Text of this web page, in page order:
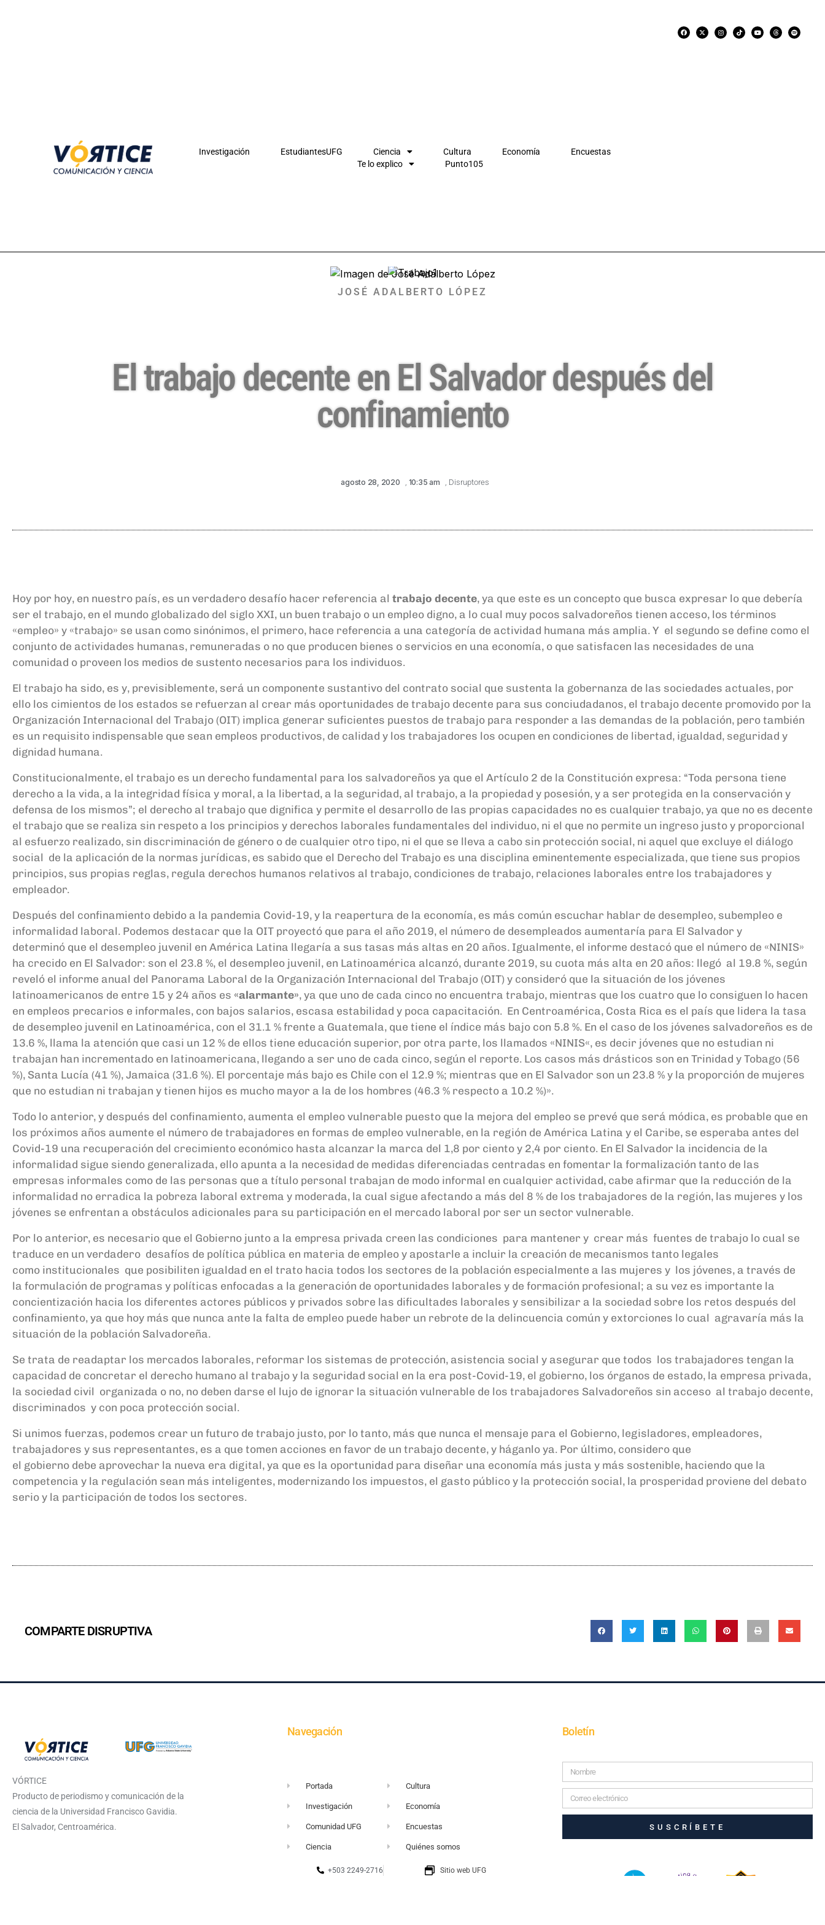
Investigación EstudiantesUFG Ciencia Cultura Economía
Encuestas
Te lo explico
Punto105
JOSÉ ADALBERTO LÓPEZ
El trabajo decente en El Salvador después del
confinamiento
agosto 28, 2020 , 10:35 am , Disruptores
Hoy por hoy, en nuestro país, es un verdadero desafío hacer referencia al trabajo decente, ya que este es un concepto que busca expresar lo que debería
ser el trabajo, en el mundo globalizado del siglo XXI, un buen trabajo o un empleo digno, a lo cual muy pocos salvadoreños tienen acceso, los términos
«empleo» y «trabajo» se usan como sinónimos, el primero, hace referencia a una categoría de actividad humana más amplia.Y el segundo se define como el
conjunto de actividades humanas, remuneradas o no que producen bienes o servicios en una economía, o que satisfacen las necesidades de una
comunidad o proveen los medios de sustento necesarios para los individuos.
El trabajo ha sido, es y, previsiblemente, será un componente sustantivo del contrato social que sustenta la gobernanza de las sociedades actuales, por
ello los cimientos de los estados se refuerzan al crear más oportunidades de trabajo decente para sus conciudadanos, el trabajo decente promovido por la
Organización Internacional del Trabajo (OIT) implica generar suficientes puestos de trabajo para responder a las demandas de la población, pero también
es un requisito indispensable que sean empleos productivos, de calidad y los trabajadores los ocupen en condiciones de libertad, igualdad, seguridad y
dignidad humana.
Constitucionalmente, el trabajo es un derecho fundamental para los salvadoreños ya que el Artículo 2 de la Constitución expresa: “Toda persona tiene
derecho a la vida, a la integridad física y moral, a la libertad, a la seguridad, al trabajo, a la propiedad y posesión,y a ser protegida en la conservación y
defensa de los mismos”; el derecho al trabajo que dignifica y permite el desarrollo de las propias capacidades no es cualquier trabajo, ya que no es decente
el trabajo que se realiza sin respeto a los principios y derechos laborales fundamentales del individuo, ni el que no permite un ingreso justo y proporcional
al esfuerzo realizado, sin discriminación de género o de cualquier otro tipo, ni el que se lleva a cabo sin protección social, ni aquel que excluye el diálogo
social de la aplicación de la normas jurídicas, es sabido que el Derecho del Trabajo es una disciplina eminentemente especializada, que tiene sus propios
principios, sus propias reglas, regula derechos humanos relativos al trabajo, condiciones de trabajo, relaciones laborales entre los trabajadores y
empleador.
Después del confinamiento debido a la pandemia Covid-19,y la reapertura de la economía, es más común escuchar hablar de desempleo, subempleo e
informalidad laboral. Podemos destacar que la OIT proyectó que para el año 2019, el número de desempleados aumentaría para El Salvador y
determinó que el desempleo juvenil en América Latina llegaría a sus tasas más altas en 20 años. Igualmente, el informe destacó que el número de «NINIS»
ha crecido en El Salvador: son el 23.8 %, el desempleo juvenil, en Latinoamérica alcanzó, durante 2019, su cuota más alta en 20 años: llegó al 19.8 %, según
reveló el informe anual del Panorama Laboral de la Organización Internacional del Trabajo(OIT)y consideró que la situación de los jóvenes
latinoamericanos de entre 15 y 24 años es «alarmante», ya que uno de cada cinco no encuentra trabajo, mientras que los cuatro que lo consiguen lo hacen
en empleos precarios e informales, con bajos salarios, escasa estabilidad y poca capacitación. En Centroamérica, Costa Rica es el país que lidera la tasa
de desempleo juvenil en Latinoamérica, con el 31.1 % frente a Guatemala, que tiene el índice más bajo con 5.8 %. En el caso de los jóvenes salvadoreños es de
13.6 %, llama la atención que casi un 12 % de ellos tiene educación superior, por otra parte, los llamados «NINIS«, es decir jóvenes que no estudian ni
trabajan han incrementado en latinoamericana, llegando a ser uno de cada cinco, según el reporte. Los casos más drásticos son en Trinidad y Tobago (56
%), Santa Lucía (41 %), Jamaica (31.6 %). El porcentaje más bajo es Chile con el 12.9 %; mientras que en El Salvador son un 23.8 % y la proporción de mujeres
que no estudian ni trabajan y tienen hijos es mucho mayor a la de los hombres (46.3 % respecto a 10.2 %)».
Todo lo anterior,y después del confinamiento, aumenta el empleo vulnerable puesto que la mejora del empleo se prevé que será módica, es probable que en
los próximos años aumente el número de trabajadores en formas de empleo vulnerable, en la región de América Latina y el Caribe, se esperaba antes del
Covid-19 una recuperación del crecimiento económico hasta alcanzar la marca del 1,8 por ciento y 2,4 por ciento. En El Salvador la incidencia de la
informalidad sigue siendo generalizada, ello apunta a la necesidad de medidas diferenciadas centradas en fomentar la formalización tanto de las
empresas informales como de las personas que a título personal trabajan de modo informal en cualquier actividad, cabe afirmar que la reducción de la
informalidad no erradica la pobreza laboral extrema y moderada, la cual sigue afectando a más del 8 % de los trabajadores de la región, las mujeres y los
jóvenes se enfrentan a obstáculos adicionales para su participación en el mercado laboral por ser un sector vulnerable.
Por lo anterior, es necesario que el Gobierno junto a la empresa privada creen las condiciones para mantener y crear más fuentes de trabajo lo cual se
traduce en un verdadero desafíos de política pública en materia de empleo y apostarle a incluir la creación de mecanismos tanto legales
como institucionales que posibiliten igualdad en el trato hacia todos los sectores de la población especialmente a las mujeres y los jóvenes, a través de
la formulación de programas y políticas enfocadas a la generación de oportunidades laborales y de formación profesional; a su vez es importante la
concientización hacia los diferentes actores públicos y privados sobre las dificultades laborales y sensibilizar a la sociedad sobre los retos después del
confinamiento, ya que hoy más que nunca ante la falta de empleo puede haber un rebrote de la delincuencia común y extorciones lo cual agravaría más la
situación de la población Salvadoreña.
Se trata de readaptar los mercados laborales, reformar los sistemas de protección, asistencia social y asegurar que todos los trabajadores tengan la
capacidad de concretar el derecho humano al trabajo y la seguridad social en la era post-Covid-19, el gobierno, los órganos de estado, la empresa privada,
la sociedad civil organizada o no, no deben darse el lujo de ignorar la situación vulnerable de los trabajadores Salvadoreños sin acceso al trabajo decente,
discriminados y con poca protección social.
Si unimos fuerzas, podemos crear un futuro de trabajo justo, por lo tanto, más que nunca el mensaje para el Gobierno, legisladores, empleadores,
trabajadores y sus representantes, es a que tomen acciones en favor de un trabajo decente, y háganlo ya. Por último, considero que
el gobierno debe aprovechar la nueva era digital,ya que es la oportunidad para diseñar una economía más justa y más sostenible, haciendo que la
competencia y la regulación sean más inteligentes, modernizando los impuestos, el gasto público y la protección social, la prosperidad proviene del debato
serioy la participación de todos los sectores.
COMPARTE DISRUPTIVA
VÓRTICE
Producto de periodismo y comunicación de la
ciencia de la Universidad Francisco Gavidia.
El Salvador, Centroamérica.
Navegación
Portada
Investigación
Comunidad UFG
Ciencia
Cultura
Economía
Encuestas
Quiénes somos
+503 2249-2716
Sitio web UFG
Boletín
SUSCRÍBETE